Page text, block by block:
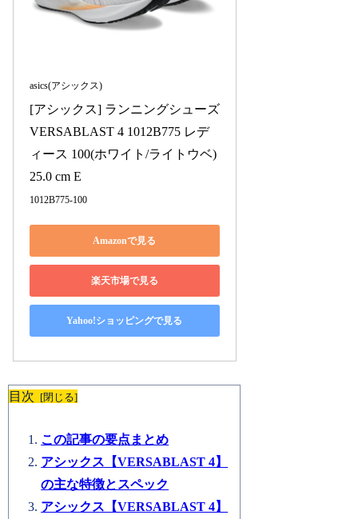
asics(アシックス)
[アシックス] ランニングシューズ
VERSABLAST 4 1012B775 レデ
ィース 100(ホワイト/ライトウベ)
25.0 cm E
1012B775-100
Amazonで見る
楽天市場で見る
Yahoo!ショッピングで見る
目次
この記事の要点まとめ
アシックス【VERSABLAST 4】
の主な特徴とスペック
アシックス【VERSABLAST 4】